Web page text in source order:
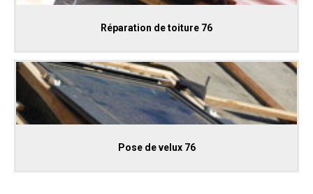
Réparation de toiture 76
Pose de velux 76